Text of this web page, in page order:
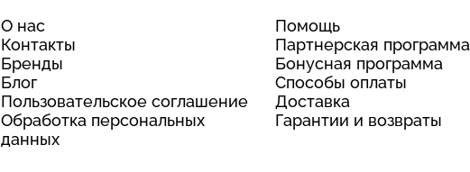
О нас
Контакты
Бренды
Блог
Пользовательское соглашение
Обработка персональных
данных
Помощь
Партнерская программа
Бонусная программа
Способы оплаты
Доставка
Гарантии и возвраты